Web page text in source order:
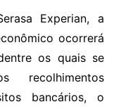
Experian, a
ocorrerá
os quais se
recolhimentos
bancários, o